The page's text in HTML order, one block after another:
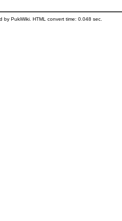
by PukiWiki. HTML convert time: 0.048 sec.